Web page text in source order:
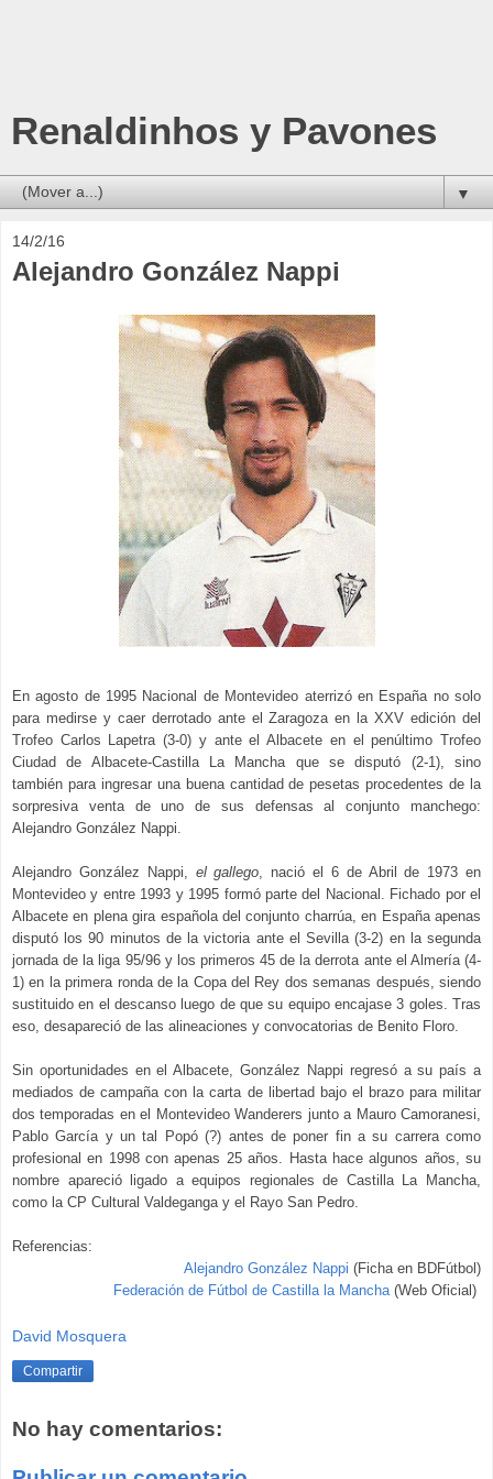
Renaldinhos y Pavones
▼
14/2/16
Alejandro González Nappi
En agosto de 1995 Nacional de Montevideo aterrizó en España no solo
para medirse y caer derrotadoante el Zaragoza en la XXV edición del
Trofeo Carlos Lapetra (3-0) y anteel Albacete en el penúltimo Trofeo
Ciudad de Albacete-Castilla La Mancha que se disputó (2-1), sino
también para ingresar una buena cantidad de pesetas procedentes de la
sorpresiva venta de uno de sus defensasal conjunto manchego:
Alejandro González Nappi.
Alejandro González Nappi, el gallego nació el 6 de Abril de 1973 en
Montevideo y entre 1993 y 1995 formóparte del Nacional. Fichado por el
Albacete en plena gira española delconjunto charrúa, en España apenas
disputó los 90 minutos de la victoria ante el Sevilla (3-2) en la segunda
jornada de la liga 95/96 y los primeros 45 de la derrota ante el Almería (4-
1) en la primera ronda de la Copa del Rey dos semanas después , siendo
sustituido en el descanso luego de que su equipo encajase 3 goles. Tras
eso, desapareció de las alineaciones y convocatorias de Benito Floro
Sin oportunidades enel Albacete, González Nappi regresóa su paísa
mediados de campaña con la carta de libertad bajo el brazo para militar
dos temporadas en el Montevideo Wanderers junto a Mauro Camoranesi,
Pablo García y un tal Popó (?) antes de poner fina su carrera como
profesional en 1998 con apenas 25 años.
Hasta hace algunos años,su
nombre aparecióligado a equipos regionales de Castilla La Mancha,
como la CP Cultural Valdeganga y el Rayo San Pedro
Referencias:
Alejandro González Nappi (Ficha en BDFútbol)
Federación de Fútbol de Castilla a Mancha (Web Oficial)
David Mosquera
Compartir
No hay comentarios: